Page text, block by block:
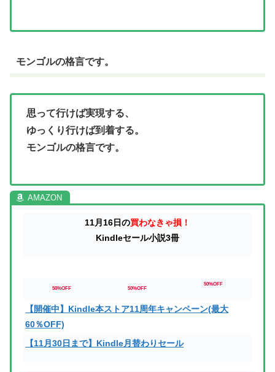
モンゴルの格言です。
思って行けば実現する、
ゆっくり行けば到着する。
モンゴルの格言です。
11月16日の買わなきゃ損！
Kindleセール小説3冊
50%OFF 50%OFF
50%OFF
【開催中】Kindle本ストア11周年キャンペーン(最大
60％OFF)
【11月30日まで】Kindle月替わりセール